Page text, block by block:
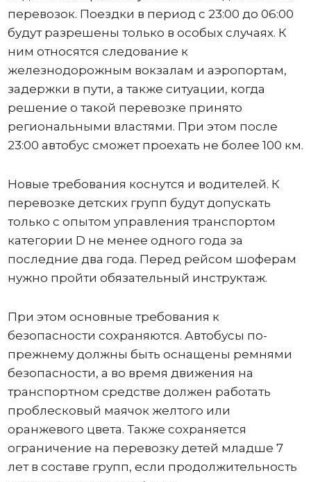
перевозок. Поездки в период с 23:00 до 06:00
будут разрешены только в особых случаях. К
ним относятся следование к
железнодорожным вокзалам и аэропортам,
задержки в пути, а также ситуации, когда
решение о такой перевозке принято
региональными властями. При этом после
23:00 автобус сможет проехать не более 100 км.
Новые требования коснутся и водителей. К
перевозке детских групп будут допускать
только с опытом управления транспортом
категории D не менее одного года за
последние два года. Перед рейсом шоферам
нужно пройти обязательный инструктаж.
При этом основные требования к
безопасности сохраняются. Автобусы по-
прежнему должны быть оснащены ремнями
безопасности, а во время движения на
транспортном средстве должен работать
проблесковый маячок желтого или
оранжевого цвета. Также сохраняется
ограничение на перевозку детей младше 7
лет в составе групп, если продолжительность